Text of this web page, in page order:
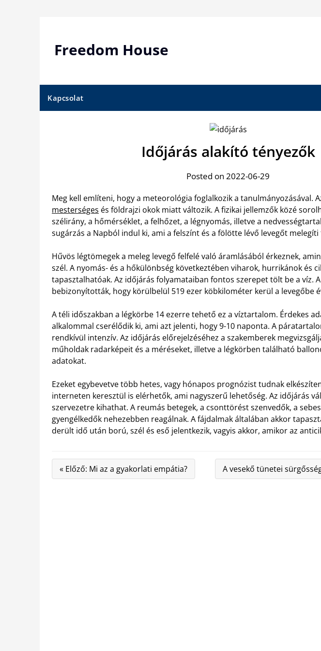
Freedom House
Kapcsolat
Időjárás alakító tényezők
Posted on 2022-06-29
Meg kell említeni, hogy a meteorológia foglalkozik a tanulmányozásával.
mesterséges és földrajzi okok miatt változik. A fizikai jellemzők közé
szélirány, a hőmérséklet, a felhőzet, a légnyomás, illetve a
sugárzás a Napból indul ki, ami a felszínt és a fölötte lévő levegőt melegíti
Hűvös légtömegek a meleg levegő felfelé való áramlásából érkeznek,
szél. A nyomás- és a hőkülönbség következtében viharok, hurrikánok és
tapasztalhatóak. Az időjárás folyamataiban fontos szerepet tölt be a víz.
bebizonyították, hogy körülbelül 519 ezer köbkilométer kerül a levegőbe
A téli időszakban a légkörbe 14 ezerre tehető ez a víztartalom. Érdekes
alkalommal cserélődik ki, ami azt jelenti, hogy 9-10 naponta. A
rendkívül intenzív. Az időjárás előrejelzéséhez a szakemberek
műholdak radarképeit és a méréseket, illetve a légkörben található
adatokat.
Ezeket egybevetve több hetes, vagy hónapos prognózist tudnak
interneten keresztül is elérhetők, ami nagyszerű lehetőség. Az időjárás
szervezetre kihathat. A reumás betegek, a csonttörést szenvedők, a
gyengélkedők nehezebben reagálnak. A fájdalmak általában akkor
derült idő után ború, szél és eső jelentkezik, vagyis akkor, amikor az
« Előző: Mi az a gyakorlati empátia? A vesekő tünetei